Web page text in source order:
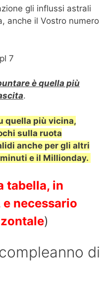
gli influssi astrali
anche il Vostro numero
è quella più
.
quella più vicina,
sulla ruota
anche per gli altri
e il Millionday.
tabella, in
necessario
)
di